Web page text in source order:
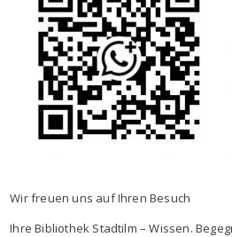
Wir freuen uns auf Ihren Besuch
Ihre Bibliothek Stadtilm – Wissen.